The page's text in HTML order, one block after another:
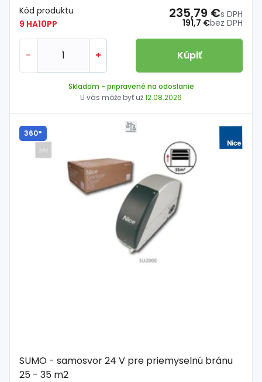
Kód produktu
9 HA10PP
191,7 €bez DPH
235,79 €s DPH
- + Kúpiť
Skladom - pripravené na odoslanie
U vás môže byť už12.08.2026
360°
SUMO - samosvor 24 V pre priemyselnú bránu
25 - 35 m2